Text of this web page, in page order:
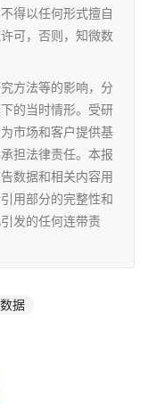
得以任何形式擅自
可，否则，知微数
方法等的影响，分
的当时情形。受研
市场和客户提供基
担法律责任。本报
数据和相关内容用
用部分的完整性和
发的任何连带责
据